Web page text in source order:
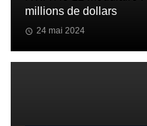
millions de dollars
24 mai 2024